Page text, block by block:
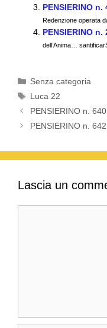
o
o
k
PENSIERINO
Redenzione operata
PENSIERINO
dell’Anima…
Categorie
Senza categoria
Tag
Luca 22
PENSIERINO n.
PENSIERINO n.
Lascia un